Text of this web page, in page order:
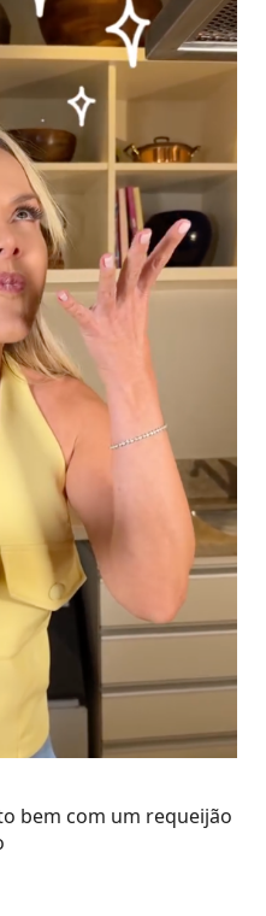
bem com um requeijão